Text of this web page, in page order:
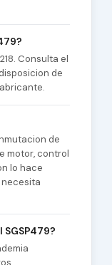
Consulta el
de
de
motor, control
lo hace